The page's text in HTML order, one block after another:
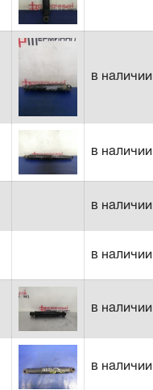
в наличии
в наличии
в наличии
в наличии
в наличии
в наличии